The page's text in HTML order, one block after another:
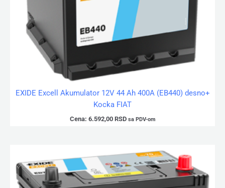
EXIDE Excell Akumulator 12V 44 Ah 400A (EB440) desno+
Kocka FIAT
Cena: 6.592,00 RSD sa PDV-om